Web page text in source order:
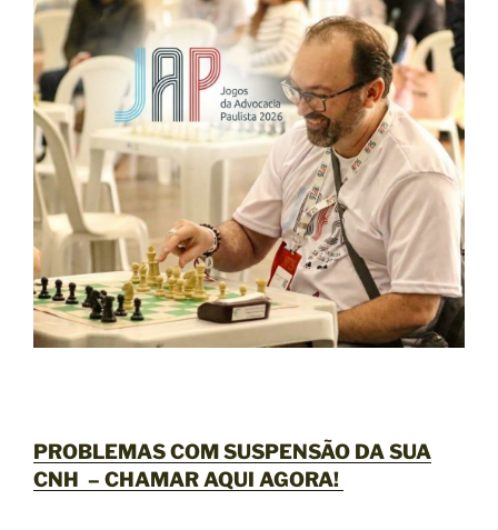
PROBLEMAS COM SUSPENSÃO DA SUA
CNH – CHAMAR AQUI AGORA!